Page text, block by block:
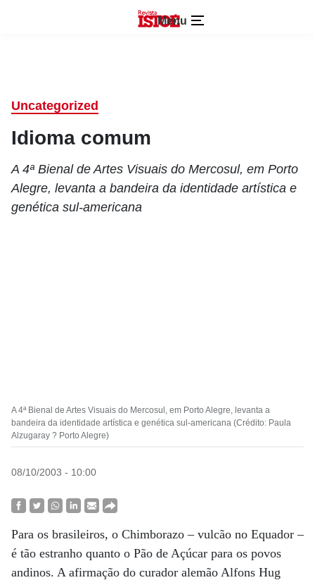
Menu
Uncategorized
Idioma comum
A 4ª Bienal de Artes Visuais do Mercosul, em Porto
Alegre, levanta a bandeira da identidade artística e
genética sul-americana
A 4ª Bienal de Artes Visuais do Mercosul, em Porto Alegre, levanta a
bandeira da identidade artística e genética sul-americana (Crédito: Paula
Alzugaray ? Porto Alegre)
08/10/2003 - 10:00
Para os brasileiros, o Chimborazo – vulcão no Equador –
é tão estranho quanto o Pão de Açúcar para os povos
andinos. A afirmação do curador alemão Alfons Hug